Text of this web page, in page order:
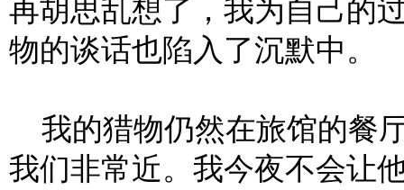
再胡思乱想了，我为自己的
物的谈话也陷入了沉默中。
我的猎物仍然在旅馆的餐
我们非常近。我今夜不会让